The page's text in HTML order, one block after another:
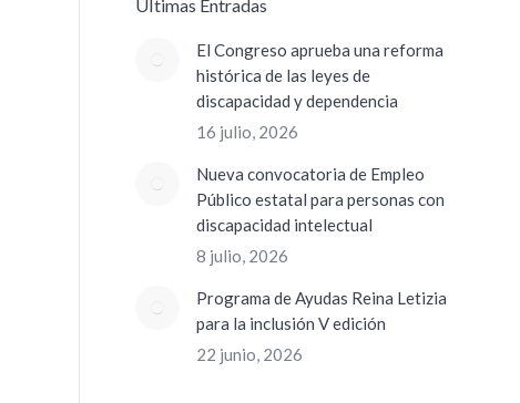
ÚItimas Entradas
El Congreso aprueba una reforma
histórica de las leyes de
discapacidad y dependencia
16 julio, 2026
Nueva convocatoria de Empleo
Público estatal para personas con
discapacidad intelectual
8 julio, 2026
Programa de Ayudas Reina Letizia
para la inclusión V edición
22 junio, 2026